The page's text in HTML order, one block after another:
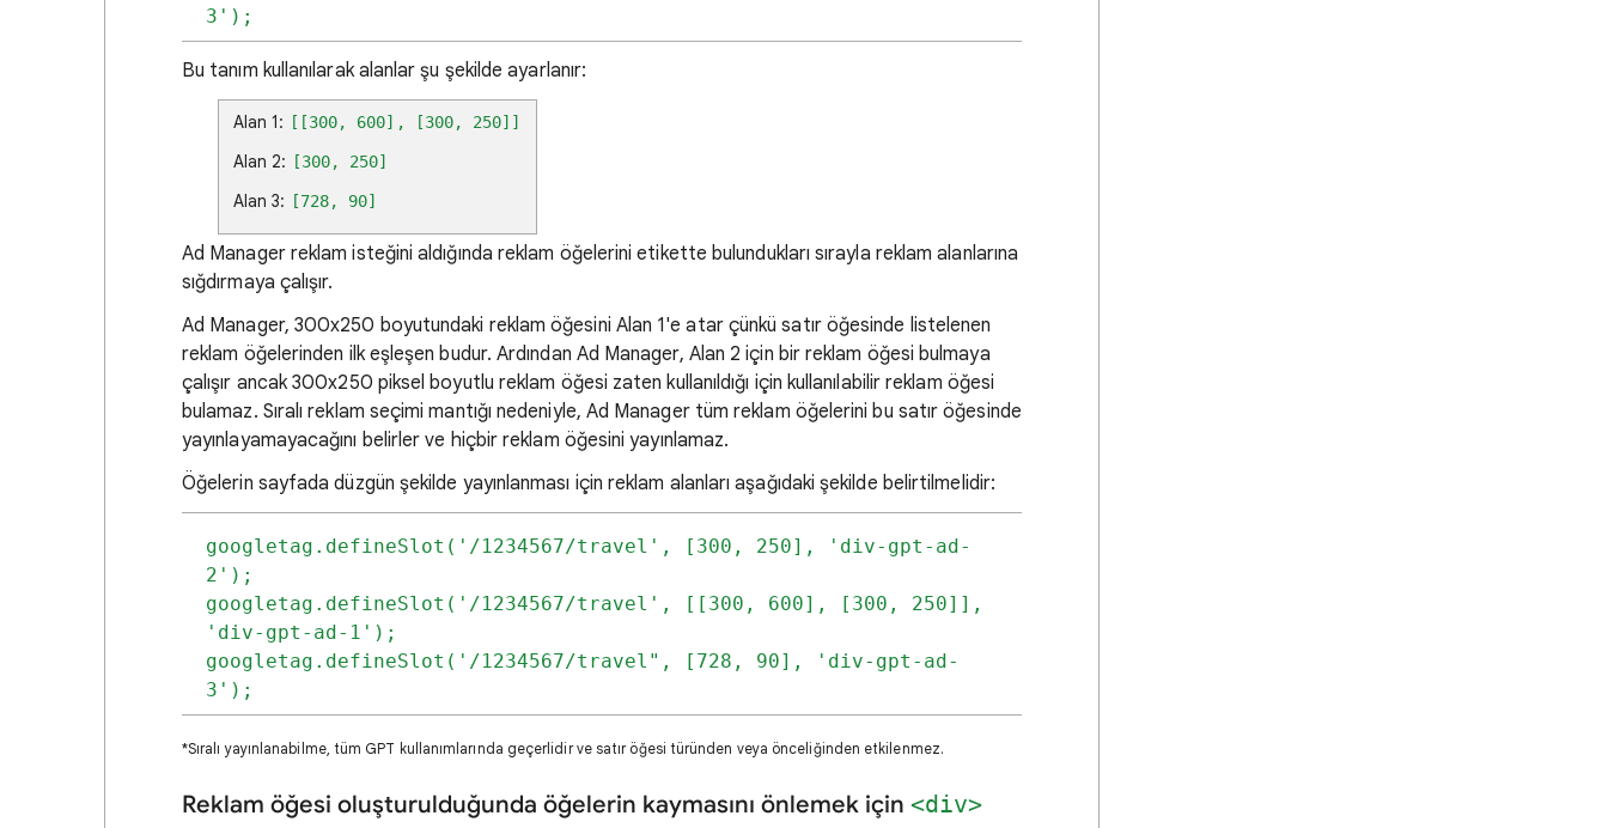
3');
Bu tanım kullanılarak alanlar şu şekilde ayarlanır:
Alan 1: [[300, 600], [300, 250]]
Alan 2: [300, 250]
Alan 3: [728, 90]
Ad Manager reklam isteğini aldığında reklam öğelerini etikette bulundukları sırayla reklam alanlarına
sığdırmaya çalışır.
Ad Manager, 300x250 boyutundaki reklam öğesini Alan 1'e atar çünkü satır öğesinde listelenen
reklam öğelerinden ilk eşleşen budur. Ardından Ad Manager, Alan 2 için bir reklam öğesi bulmaya
çalışır ancak 300x250 piksel boyutlu reklam öğesi zaten kullanıldığı için kullanılabilir reklam öğesi
bulamaz. Sıralı reklam seçimi mantığı nedeniyle, Ad Manager tüm reklam öğelerini bu satır öğesinde
yayınlayamayacağını belirler ve hiçbir reklam öğesini yayınlamaz.
Öğelerin sayfada düzgün şekilde yayınlanması için reklam alanları aşağıdaki şekilde belirtilmelidir:
googletag.defineSlot('/1234567/travel', [300, 250], 'div-gpt-ad-
2');
googletag.defineSlot('/1234567/travel', [[300, 600], [300, 250]],
'div-gpt-ad-1');
googletag.defineSlot('/1234567/travel", [728, 90], 'div-gpt-ad-
3');
*Sıralı yayınlanabilme, tüm GPT kullanımlarında geçerlidir ve satır öğesi türünden veya önceliğinden etkilenmez.
Reklam öğesi oluşturulduğunda öğelerin kaymasını önlemek için <div>